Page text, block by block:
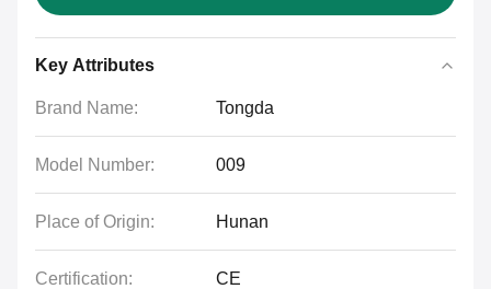
Key Attributes
Brand Name: Tongda
Model Number: 009
Place of Origin: Hunan
Certification: CE